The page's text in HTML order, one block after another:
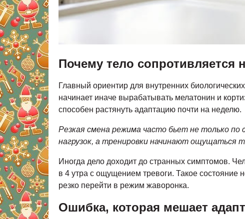
Почему тело сопротивляется
Главный ориентир для внутренних
начинает иначе вырабатывать мелатонин и
способен растянуть адаптацию почти на неделю.
Резкая смена режима часто бьет не только
нагрузок, а тренировки начинают ощущаться
Иногда дело доходит до странных симптомов.
в 4 утра с ощущением тревоги. Такое состояние
резко перейти в режим жаворонка.
Ошибка, которая мешает